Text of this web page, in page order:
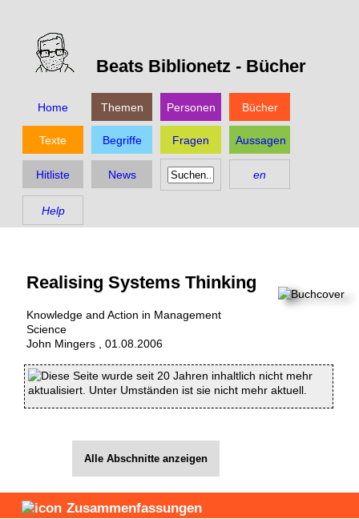
Beats Biblionetz - Bücher
Home Themen Personen Bücher
Texte Begriffe Fragen Aussagen
Hitliste News en
Help
Realising Systems Thinking
Knowledge and Action in Management
Science
John Mingers
01.08.2006
Diese Seite wurde seit 20 Jahren inhaltlich nicht mehr
aktualisiert. Unter Umständen ist sie nicht mehr aktuell.
Alle Abschnitte anzeigen
Zusammenfassungen